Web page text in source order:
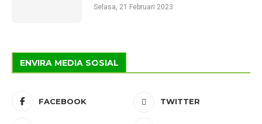
Selasa, 21 Februari 2023
ENVIRA MEDIA SOSIAL
FACEBOOK TWITTER